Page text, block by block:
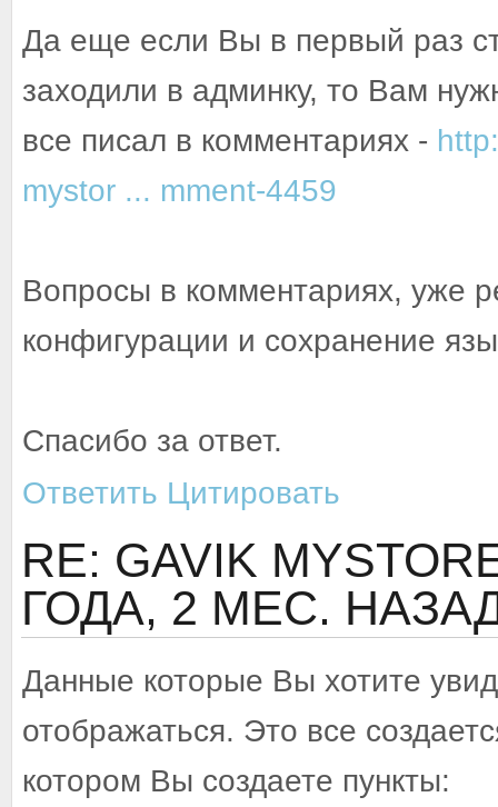
Да еще если Вы в первый раз
заходили в админку, то Вам
все писал в комментариях -
mystor ... mment-4459
Вопросы в комментариях, уже
конфигурации и сохранение
Спасибо за ответ.
Ответить Цитировать
RE: GAVIK
ГОДА, 2 МЕС.
Данные которые Вы хотите
отображаться. Это все
котором Вы создаете пункты: